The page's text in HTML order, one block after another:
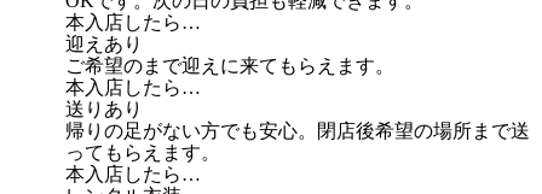
本入店したら…
迎えあり
ご希望のまで迎えに来てもらえます。
本入店したら…
送りあり
帰りの足がない方でも安心。閉店後希望の場所まで送
ってもらえます。
本入店したら…